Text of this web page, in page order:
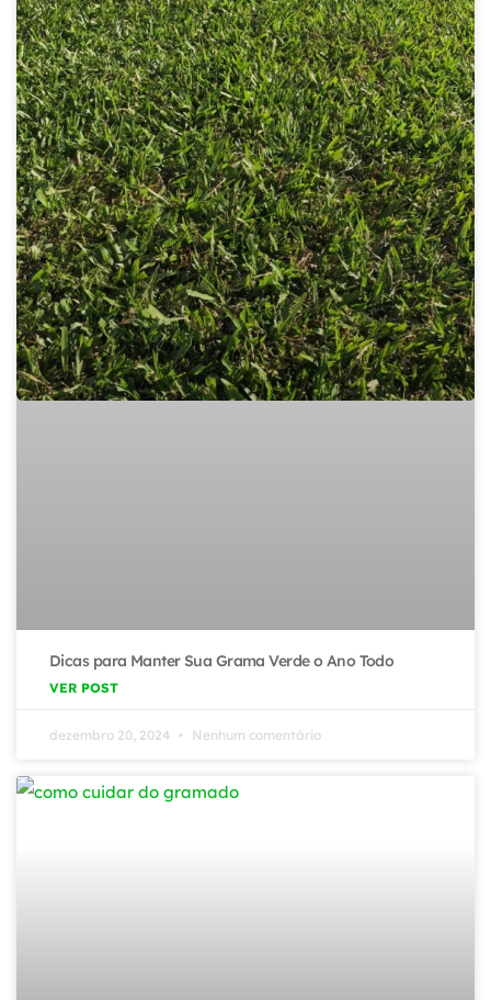
Dicas para Manter Sua Grama Verde o Ano Todo
VER POST
dezembro 20, 2024 Nenhum comentário